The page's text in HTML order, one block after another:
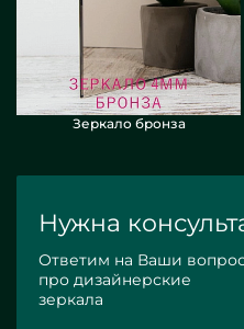
Зеркало бронза
Нужна
Ответим на Ваши
про дизайнерские
зеркала